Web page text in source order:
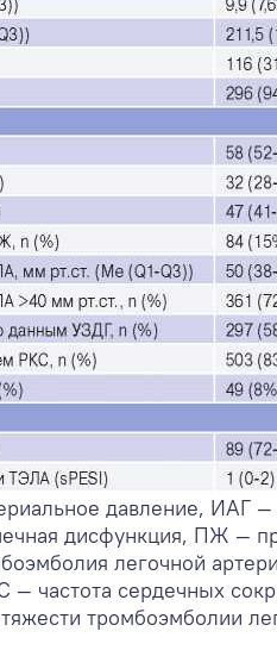
давление, ИАГ —
дисфункция, ПЖ —
легочной
— частота сердечных
тромбоэмболии